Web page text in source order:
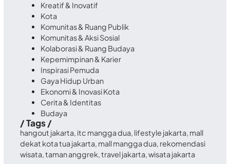
Kreatif & Inovatif
Kota
Komunitas & Ruang Publik
Komunitas & Aksi Sosial
Kolaborasi & Ruang Budaya
Kepemimpinan & Karier
Inspirasi Pemuda
Gaya Hidup Urban
Ekonomi & Inovasi Kota
Cerita & Identitas
Budaya
/ Tags /
hangout jakarta, itc mangga dua, lifestyle jakarta, mall
dekat kota tua jakarta, mall mangga dua, rekomendasi
wisata,taman anggrek,travel jakarta,wisata jakarta